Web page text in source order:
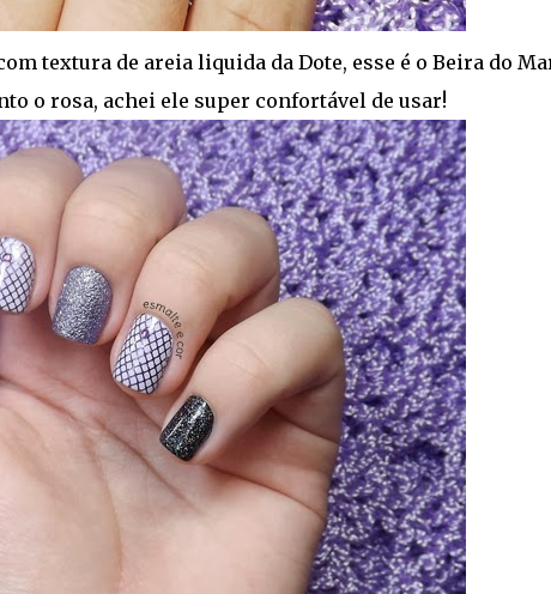
textura de areia liquida da Dote, esse é o Beira do
o rosa, achei ele super confortável de usar!